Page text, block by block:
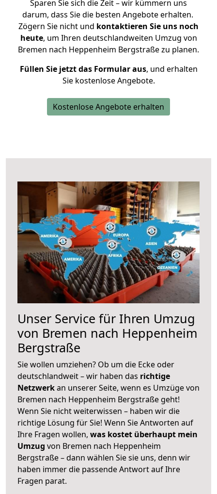
Sparen Sie sich die Zeit – wir kümmern uns
darum, dass Sie die besten Angebote erhalten.
Zögern Sie nicht und kontaktieren Sie uns noch
heute, um Ihren deutschlandweiten Umzug von
Bremen nach Heppenheim Bergstraße zu planen.
Füllen Sie jetzt das Formular aus, und erhalten
Sie kostenlose Angebote.
Kostenlose Angebote erhalten
Unser Service für Ihren Umzug
von Bremen nach Heppenheim
Bergstraße
Sie wollen umziehen? Ob um die Ecke oder
deutschlandweit – wir haben das richtige
Netzwerkan unserer Seite, wenn es Umzüge von
Bremen nach Heppenheim Bergstraße geht!
Wenn Sie nicht weiterwissen – haben wir die
richtige Lösung für Sie! Wenn Sie Antworten auf
Ihre Fragen wollen, was kostet überhaupt mein
Umzug von Bremen nach Heppenheim
Bergstraße – dann wählen Sie sie uns, denn wir
haben immer die passende Antwort auf Ihre
Fragen parat.